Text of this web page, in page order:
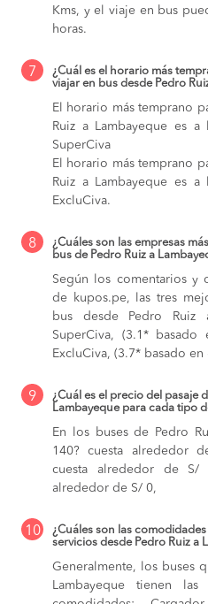
Kms, y el viaje en bus
horas.
7
¿Cuál es el horario más
viajar en bus desde Pedro
El horario más temprano
Ruiz a Lambayeque es
SuperCiva
El horario más temprano
Ruiz a Lambayeque es
ExcluCiva.
8
¿Cuáles son las empresas
bus de Pedro Ruiz a
Según los comentarios y
de kupos.pe, las tres
bus desde Pedro Ruiz
SuperCiva, (3.1* basado
ExcluCiva, (3.7* basado
9
¿Cuál es el precio del pasaje
Lambayeque para cada tipo
En los buses de Pedro
140? cuesta alrededor
cuesta alrededor de S/
alrededor de S/ 0,
10
¿Cuáles son las
servicios desde Pedro Ruiz a
Generalmente, los buses
Lambayeque tienen las